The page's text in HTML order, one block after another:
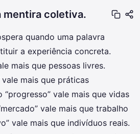
mentira coletiva.
quando uma palavra
a experiência concreta.
mais que pessoas livres.
vale mais que práticas
“progresso” vale mais que vidas
vale mais que trabalho
vale mais que indivíduos reais.